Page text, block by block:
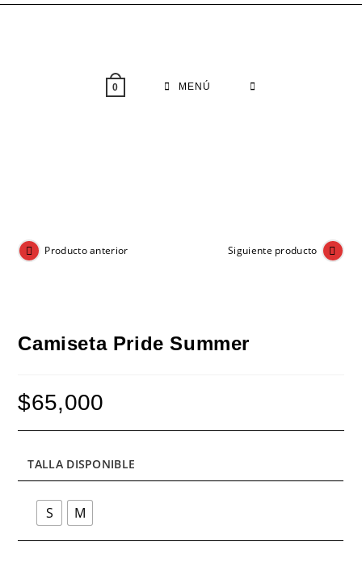
Saltar
0 MENÚ
Producto anterior Siguiente producto
Camiseta Pride Summer
$65,000
TALLA DISPONIBLE
S M